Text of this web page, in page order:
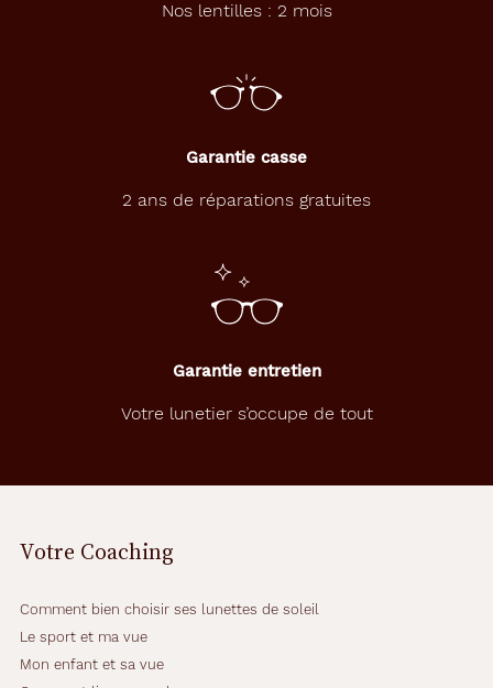
Nos lentilles : 2 mois
Garantie casse
2 ans de réparations gratuites
Garantie entretien
Votre lunetier s’occupe de tout
Votre Coaching
Comment bien choisir ses lunettes de soleil
Le sport et ma vue
Mon enfant et sa vue